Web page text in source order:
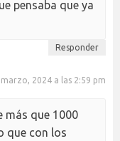
pensaba que ya
Responder
marzo, 2024 a las 2:59 pm
más que 1000
que con los